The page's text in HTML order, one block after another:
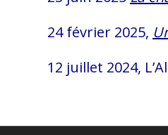
24 février 2025,
12 juillet 2024,